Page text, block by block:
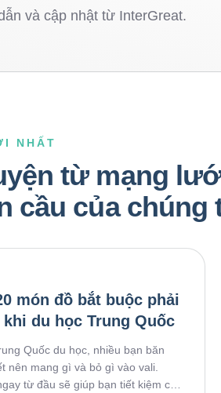
và cập nhật từ InterGreat.
NHẤT
từ mạng
cầu của chúng
món đồ bắt buộc phải
khi du học Trung Quốc
Quốc du học, nhiều bạn băn
nên mang gì và bỏ gì vào vali.
từ đầu sẽ giúp bạn tiết kiệm chi